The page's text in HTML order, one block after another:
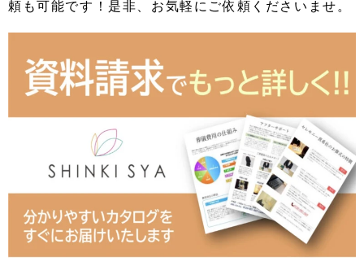
頼も可能です！是非、お気軽にご依頼くださいませ。